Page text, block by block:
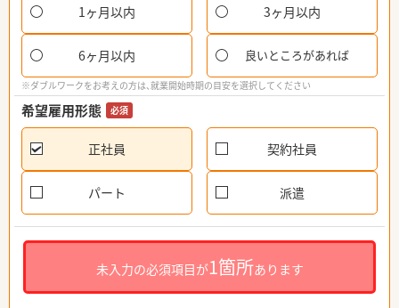
1ヶ月以内 3ヶ月以内
6ヶ月以内 良いところがあれば
※ダブルワークをお考えの方は、就業開始時期の目安を選択してください
希望雇用形態 必須
正社員 契約社員
パート 派遣
未入力の必須項目が1箇所あります